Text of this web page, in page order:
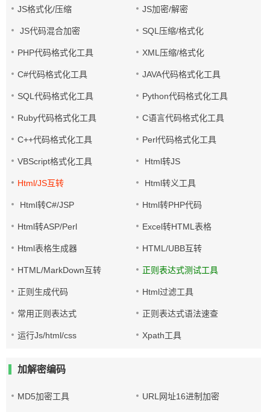
JS格式化/压缩 JS加密/解密
JS代码混合加密 SQL压缩/格式化
PHP代码格式化工具 XML压缩/格式化
C#代码格式化工具 JAVA代码格式化工具
SQL代码格式化工具 Python代码格式化工具
Ruby代码格式化工具 C语言代码格式化工具
C++代码格式化工具 Perl代码格式化工具
VBScript格式化工具 Html转JS
Html/JS互转 Html转义工具
Html转C#/JSP Html转PHP代码
Html转ASP/Perl Excel转HTML表格
Html表格生成器 HTML/UBB互转
HTML/MarkDown互转 正则表达式测试工具
正则生成代码 Html过滤工具
常用正则表达式 正则表达式语法速查
运行Js/html/css Xpath工具
加解密编码
MD5加密工具 URL网址16进制加密